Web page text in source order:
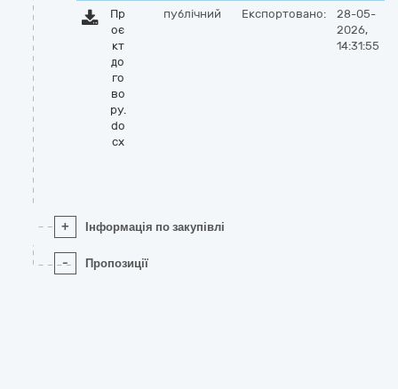
Пр
оє
кт
до
го
во
ру.
do
cx
публічний Експортовано:
28-05-
2026,
14:31:55
+ Інформація по закупівлі
- Пропозиції